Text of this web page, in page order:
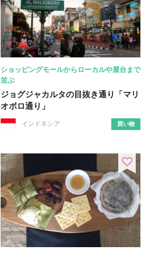
ショッピングモールからローカルや屋台まで
並ぶ
ジョグジャカルタの目抜き通り「マリ
オボロ通り」
インドネシア 買い物